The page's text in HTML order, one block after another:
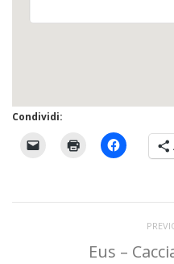
Condividi:
Eus –